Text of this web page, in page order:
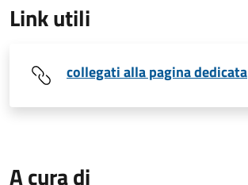
Link utili
collegati alla pagina dedicata
A cura di